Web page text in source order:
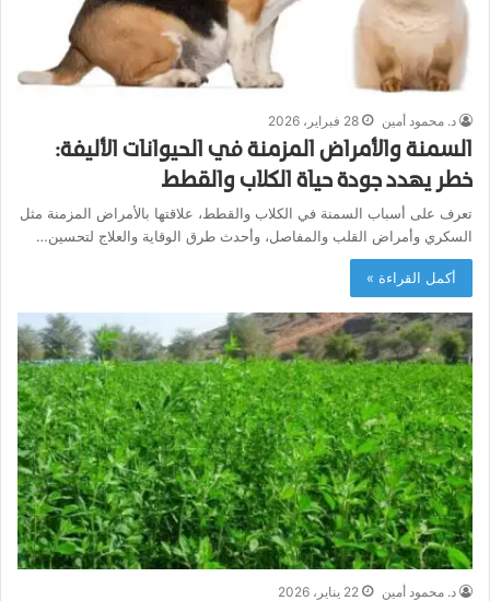
د. محمود أمين 28 فبراير، 2026
السمنة والأمراض المزمنة في الحيوانات الأليفة:
خطر يهدد جودة حياة الكلاب والقطط
تعرف على أسباب السمنة في الكلاب والقطط، علاقتها بالأمراض المزمنة مثل
السكري وأمراض القلب والمفاصل، وأحدث طرق الوقاية والعلاج لتحسين…
أكمل القراءة »
د. محمود أمين 22 يناير، 2026